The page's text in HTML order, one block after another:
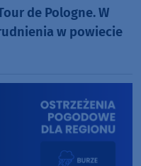
de Pologne. W
w powiecie